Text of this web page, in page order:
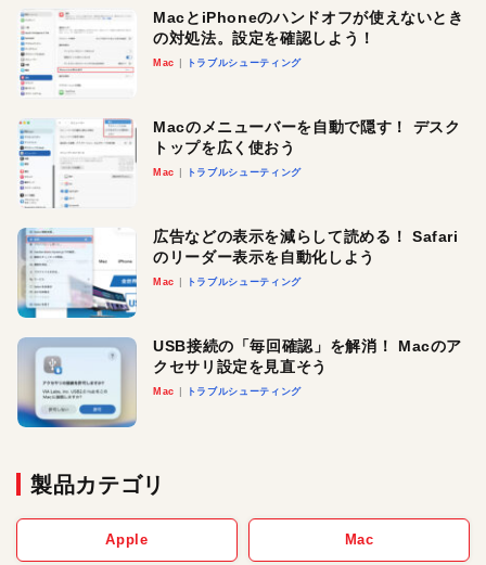
MacとiPhoneのハンドオフが使えないとき
の対処法。設定を確認しよう！
Mac トラブルシューティング
Macのメニューバーを自動で隠す！ デスク
トップを広く使おう
Mac トラブルシューティング
広告などの表示を減らして読める！ Safari
のリーダー表示を自動化しよう
Mac トラブルシューティング
USB接続の「毎回確認」を解消！ Macのア
クセサリ設定を見直そう
Mac トラブルシューティング
製品カテゴリ
Apple Mac